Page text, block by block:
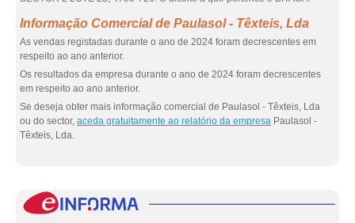
Informação Comercial de Paulasol - Têxteis, Lda
As vendas registadas durante o ano de 2024 foram decrescentes em
respeito ao ano anterior.
Os resultados da empresa durante o ano de 2024 foram decrescentes
em respeito ao ano anterior.
Se deseja obter mais informação comercial de Paulasol - Têxteis, Lda
ou do sector, aceda gratuitamente ao relatório da empresa Paulasol -
Têxteis, Lda.